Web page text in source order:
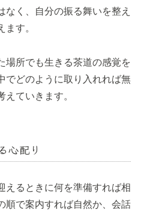
なく、自分の振る舞いを整え
ます。
場所でも生きる茶道の感覚を
でどのように取り入れれば無
ていきます。
心配り
えるときに何を準備すれば相
順で案内すれば自然か、会話